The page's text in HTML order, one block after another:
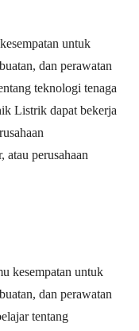
untuk
dan perawatan
teknologi tenaga
Listrik dapat bekerja
atau perusahaan
kesempatan untuk
dan perawatan
tentang